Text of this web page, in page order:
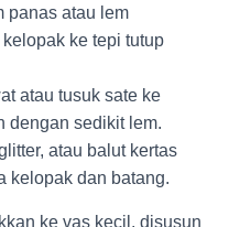
panas atau lem
ke tepi tutup
atau tusuk sate ke
dengan sedikit lem.
atau balut kertas
kelopak dan batang.
ke vas kecil, disusun